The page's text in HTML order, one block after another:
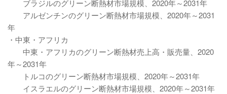
ブラジルのグリーン断熱材市場規模、2020年～2031年
アルゼンチンのグリーン断熱材市場規模、2020年～2031
年
・中東・アフリカ
中東・アフリカのグリーン断熱材売上高・販売量、2020
年～2031年
トルコのグリーン断熱材市場規模、2020年～2031年
イスラエルのグリーン断熱材市場規模、2020年～2031年